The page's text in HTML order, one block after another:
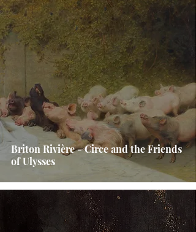
Briton Rivière - Circe and the Friends
of Ulysses